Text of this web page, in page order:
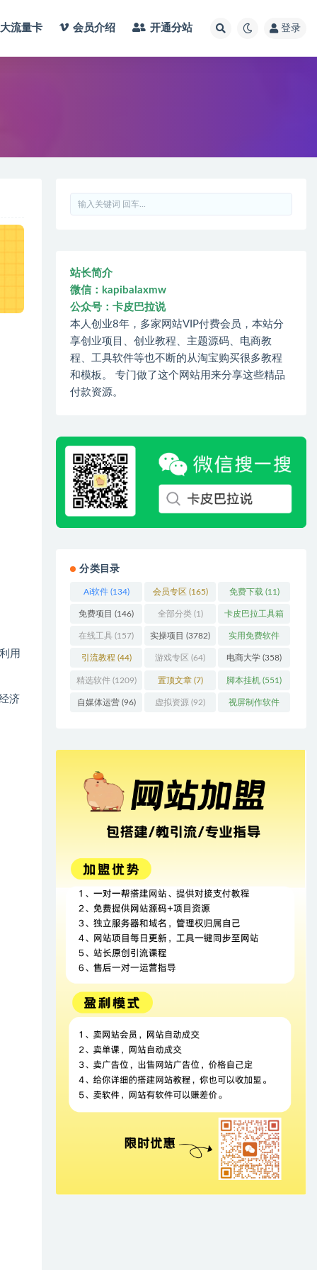
大流量卡 会员介绍 开通分站 登录
用
济
站长简介
微信：kapibalaxmw
公众号：卡皮巴拉说
本人创业8年，多家网站VIP付费会员，本站分
享创业项目、创业教程、主题源码、电商教
程、工具软件等也不断的从淘宝购买很多教程
和模板。 专门做了这个网站用来分享这些精品
付款资源。
分类目录
Ai软件(134) 会员专区 (165) 免费下载 (11)
免费项目 (146) 全部分类(1) 卡皮巴拉工具箱
(3)
在线工具 (157) 实操项目 (3782) 实用免费软件
(415)
引流教程 (44) 游戏专区 (64) 电商大学 (358)
精选软件(1209) 置顶文章(7) 脚本挂机 (551)
自媒体运营(96) 虚拟资源 (92) 视屏制作软件